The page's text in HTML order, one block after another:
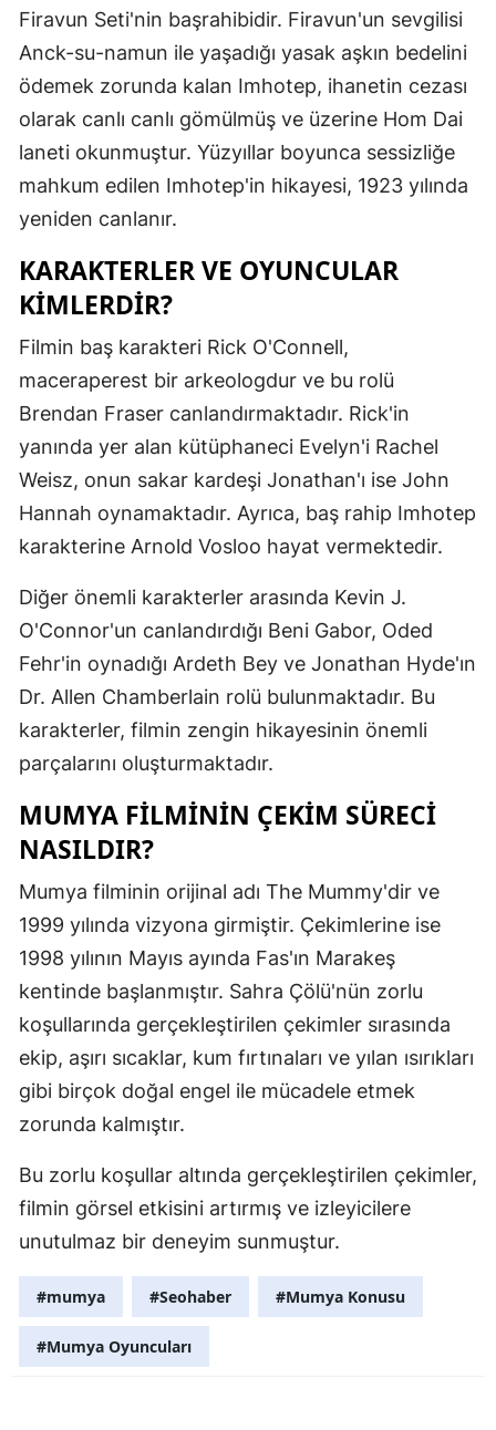
İstanbul
İzmir
Kars
Kastamonu
Kayseri
Kütahya
Malatya
Manisa
Muğla
Muş
Nevşehir
Sakarya
Siirt
Sinop
Firavun Seti'nin başrahibidir. Firavun'un sevgilisi
Anck-su-namun ile yaşadığı yasak aşkın bedelini
ödemek zorunda kalan Imhotep, ihanetin cezası
olarak canlı canlı gömülmüş ve üzerine Hom Dai
laneti okunmuştur. Yüzyıllar boyunca sessizliğe
mahkum edilen Imhotep'in hikayesi, 1923 yılında
yeniden canlanır.
KARAKTERLER VE OYUNCULAR
KIMLERDIR?
Filmin baş karakteri Rick O'Connell,
maceraperest bir arkeologdur ve bu rolü
Brendan Fraser canlandırmaktadır. Rick'in
yanında yer alan kütüphaneci Evelyn'i Rachel
Weisz, onun sakar kardeşi Jonathan'ı ise John
Hannah oynamaktadır. Ayrıca, baş rahip Imhotep
karakterine Arnold Vosloo hayat vermektedir.
Diğer önemli karakterler arasında Kevin J.
O'Connor'un canlandırdığı Beni Gabor, Oded
Fehr'in oynadığı Ardeth Bey ve Jonathan Hyde'ın
Dr. Allen Chamberlain rolü bulunmaktadır. Bu
karakterler, filmin zengin hikayesinin önemli
parçalarını oluşturmaktadır.
MUMYA FILMININ ÇEKIM SÜRECI
NASILDIR?
Mumya filminin orijinal adı The Mummy'dir ve
1999 yılında vizyona girmiştir. Çekimlerine ise
1998 yılının Mayıs ayında Fas'ın Marakeş
kentinde başlanmıştır. Sahra Çölü'nün zorlu
koşullarında gerçekleştirilen çekimler sırasında
ekip, aşırı sıcaklar, kum fırtınaları ve yılan ısırıkları
gibi birçok doğal engel ile mücadele etmek
zorunda kalmıştır.
Bu zorlu koşullar altında gerçekleştirilen çekimler,
filmin görsel etkisini artırmış ve izleyicilere
unutulmaz bir deneyim sunmuştur.
#mumya #Seohaber #Mumya Konusu
#Mumya Oyuncuları